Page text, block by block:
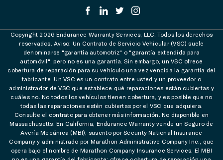
Copyright 2026 Endurance Warranty Services, LLC. Todos los derechos
reservados. Aviso: Un Contrato de Servicio Vehicular (VSC) suele
denominarse "garantía automotriz" o "garantía extendida para
automóvil", pero no es una garantía. Sin embargo, un VSC ofrece
cobertura de reparación para su vehículo una vez vencida la garantía del
fabricante. Un VSC es un contrato entre usted y un proveedor o
administrador de VSC que establece qué reparaciones están cubiertas y
cuáles no. No todos los vehículos tienen cobertura, y es posible que no
todas las reparaciones estén cubiertas por el VSC que adquiera.
Consulte el contrato para obtener más información. No disponible en
Massachusetts. En California, Endurance Warranty vende un Seguro de
Avería Mecánica (MBI), suscrito por Security National Insurance
Company y administrado por Marathon Administrative Company Inc., que
opera bajo el nombre de Marathon Company Insurance Services. El MBI